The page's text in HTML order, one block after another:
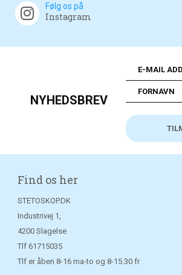
Følg os på
Instagram
NYHEDSBREV
Find os her
STETOSKOP.DK
Industrivej 1,
4200 Slagelse
Tlf 61715035
Tlf er åben 8-16 ma-to og 8-15.30 fr